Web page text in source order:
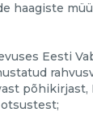
haagiste
Eesti
põhikirjast,